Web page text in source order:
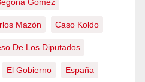
Gómez
Mazón Caso Koldo
De Los Diputados
El Gobierno España